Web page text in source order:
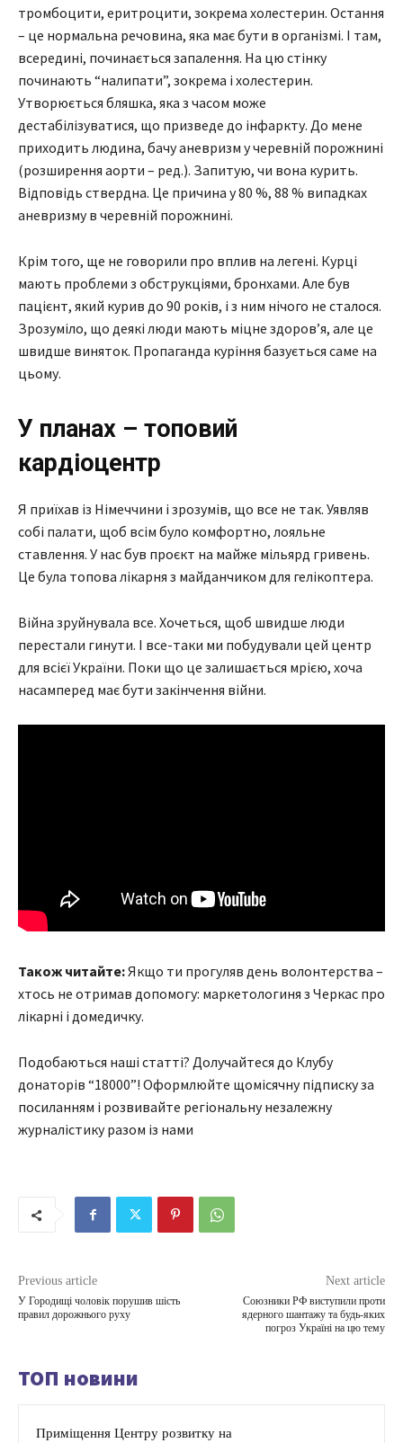
тромбоцити, еритроцити, зокрема холестерин. Остання
– це нормальна речовина, яка має бути в організмі. І там,
всередині, починається запалення. На цю стінку
починають “налипати”, зокрема і холестерин.
Утворюється бляшка, яка з часом може
дестабілізуватися, що призведе до інфаркту. До мене
приходить людина, бачу аневризм у черевній порожнині
(розширення аорти – ред.). Запитую, чи вона курить.
Відповідь ствердна. Це причина у 80 %, 88 % випадках
аневризму в черевній порожнині.
Крім того, ще не говорили про вплив на легені. Курці
мають проблеми з обструкціями, бронхами. Але був
пацієнт, який курив до 90 років, і з ним нічого не сталося.
Зрозуміло, що деякі люди мають міцне здоров’я, але це
швидше виняток. Пропаганда куріння базується саме на
цьому.
У планах – топовий
кардіоцентр
Я приїхав із Німеччини і зрозумів, що все не так. Уявляв
собі палати, щоб всім було комфортно, лояльне
ставлення. У нас був проєкт на майже мільярд гривень.
Це була топова лікарня з майданчиком для гелікоптера.
Війна зруйнувала все. Хочеться, щоб швидше люди
перестали гинути. І все-таки ми побудували цей центр
для всієї України. Поки що це залишається мрією, хоча
насамперед має бути закінчення війни.
Також читайте:Якщо ти прогуляв день волонтерства –
хтось не отримав допомогу: маркетологиня з Черкас про
лікарні і домедичку.
Подобаються наші статті? Долучайтеся до Клубу
донаторів “18000”! Оформлюйте щомісячну підписку за
посиланням і розвивайте регіональну незалежну
журналістику разом із нами
Previous article
У Городищі чоловік порушив шість
правил дорожнього руху
Next article
Союзники РФ виступили проти
ядерного шантажу та будь-яких
погроз Україні на цю тему
ТОП новини
Приміщення Центру розвитку на